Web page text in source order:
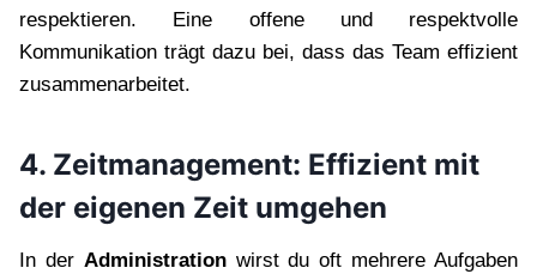
respektieren. Eine offene und respektvolle
Kommunikation trägt dazu bei, dass das Team effizient
zusammenarbeitet.
4. Zeitmanagement: Effizient mit
der eigenen Zeit umgehen
In der Administrationwirst du oft mehrere Aufgaben